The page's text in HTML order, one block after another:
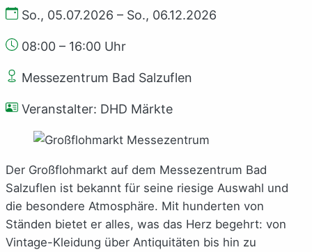
So., 05.07.2026 – So., 06.12.2026
08:00 – 16:00 Uhr
Messezentrum Bad Salzuflen
Veranstalter: DHD Märkte
Der Großflohmarkt auf dem Messezentrum Bad
Salzuflen ist bekannt für seine riesige Auswahl und
die besondere Atmosphäre. Mit hunderten von
Ständen bietet er alles, was das Herz begehrt: von
Vintage-Kleidung über Antiquitäten bis hin zu